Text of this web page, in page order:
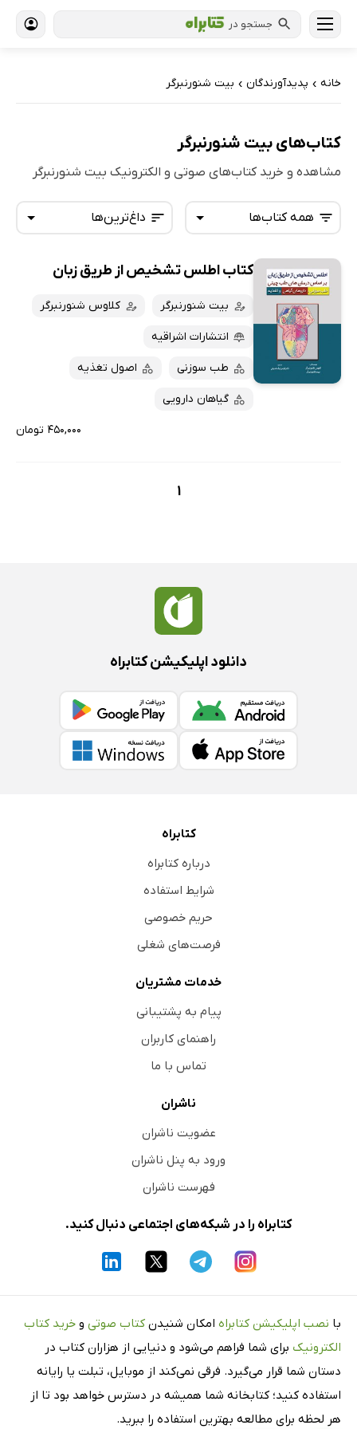
جستجو در
خانه › پدیدآورندگان › بیت شنورنبرگر
کتاب‌های بیت شنورنبرگر
مشاهده و خرید کتاب‌های صوتی و الکترونیک بیت شنورنبرگر
داغ‌ترین‌ها
تازه‌ها
داغ‌ترین‌ها
پرفروش‌ها
پربحث‌ها
همه کتاب‌ها
همه کتاب‌ها
کتاب‌های صوتی
کتاب‌های متنی
کتاب اطلس تشخیص از طریق زبان
بیت شنورنبرگر کلاوس شنورنبرگر
انتشارات اشراقیه
طب سوزنی اصول تغذیه
گیاهان دارویی
۴۵۰,۰۰۰ تومان
1
دانلود اپلیکیشن کتابراه
کتابراه
درباره کتابراه
شرایط استفاده
حریم خصوصی
فرصت‌های شغلی
خدمات مشتریان
پیام به پشتیبانی
راهنمای کاربران
تماس با ما
ناشران
عضویت ناشران
ورود به پنل ناشران
فهرست ناشران
کتابراه را در شبکه‌های اجتماعی دنبال کنید.
با نصب اپلیکیشن کتابراه امکان شنیدن کتاب صوتی و خرید کتاب
الکترونیک برای شما فراهم می‌شود و دنیایی از هزاران کتاب در
دستان شما قرار می‌گیرد. فرقی نمی‌کند از موبایل، تبلت یا رایانه
استفاده کنید؛ کتابخانه شما همیشه در دسترس خواهد بود تا از
هر لحظه برای مطالعه بهترین استفاده را ببرید.